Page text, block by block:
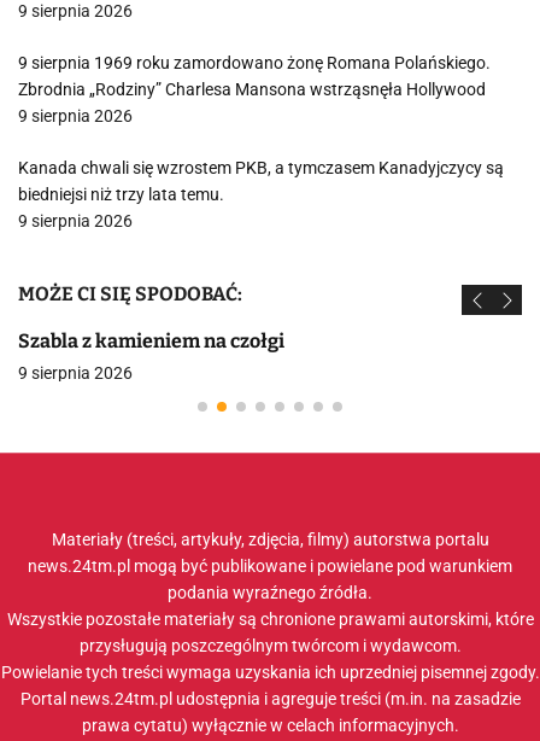
9 sierpnia 2026
9 sierpnia 1969 roku zamordowano żonę Romana Polańskiego.
Zbrodnia „Rodziny” Charlesa Mansona wstrząsnęła Hollywood
9 sierpnia 2026
Kanada chwali się wzrostem PKB, a tymczasem Kanadyjczycy są
biedniejsi niż trzy lata temu.
9 sierpnia 2026
MOŻE CI SIĘ SPODOBAĆ:
Szabla z kamieniem na czołgi
9 sierpnia 2026
Materiały (treści, artykuły, zdjęcia, filmy) autorstwa portalu
news.24tm.pl mogą być publikowane i powielane pod warunkiem
podania wyraźnego źródła.
Wszystkie pozostałe materiały są chronione prawami autorskimi, które
przysługują poszczególnym twórcom i wydawcom.
Powielanie tych treści wymaga uzyskania ich uprzedniej pisemnej zgody.
Portal news.24tm.pl udostępnia i agreguje treści (m.in. na zasadzie
prawa cytatu) wyłącznie w celach informacyjnych.